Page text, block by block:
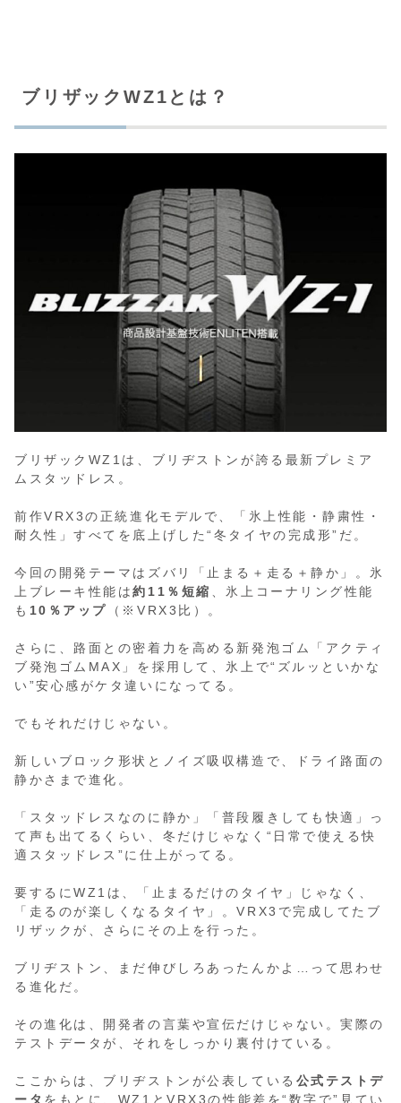
ブリザックWZ1とは？
ブリザックWZ1は、ブリヂストンが誇る最新プレミア
ムスタッドレス。
前作VRX3の正統進化モデルで、「氷上性能・静粛性・
耐久性」すべてを底上げした“冬タイヤの完成形”だ。
今回の開発テーマはズバリ「止まる＋走る＋静か」。氷
上ブレーキ性能は約11％短縮 、氷上コーナリング性能
も 10％アップ （※VRX3比）。
さらに、路面との密着力を高める新発泡ゴム「アクティ
ブ発泡ゴムMAX」を採用して、氷上で“ズルッといかな
い”安心感がケタ違いになってる。
でもそれだけじゃない。
新しいブロック形状とノイズ吸収構造で、ドライ路面の
静かさまで進化。
「スタッドレスなのに静か」「普段履きしても快適」っ
て声も出てるくらい、冬だけじゃなく“日常で使える快
適スタッドレス”に仕上がってる。
要するにWZ1は、「止まるだけのタイヤ」じゃなく、
「走るのが楽しくなるタイヤ」。VRX3で完成してたブ
リザックが、さらにその上を行った。
ブリヂストン、まだ伸びしろあったんかよ…って思わせ
る進化だ。
その進化は、開発者の言葉や宣伝だけじゃない。実際の
テストデータが、それをしっかり裏付けている。
ここからは、ブリヂストンが公表している 公式テストデ
ータ をもとに、WZ1とVRX3の性能差を“数字で”見てい